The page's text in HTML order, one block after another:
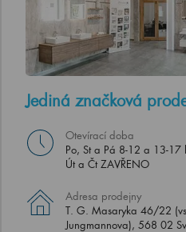
Jediná značková
Otevírací doba
Po, St a Pá 8-12 a 13-17
Út a Čt ZAVŘENO
Adresa prodejny
T. G. Masaryka 46/22
Jungmannova), 568 02